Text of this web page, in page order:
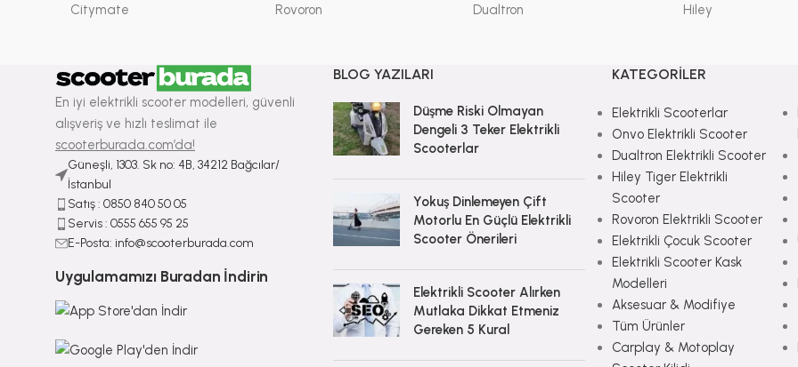
Citymate Rovoron Dualtron Hiley
En iyi elektrikli scooter modelleri, güvenli
alışveriş ve hızlı teslimat ile
scooterburada.com’da!
Güneşli, 1303. Sk no: 4B, 34212 Bağcılar/
İstanbul
Satış : ⁠0850 840 50 05
Servis : 0555 655 95 25
E-Posta: info@scooterburada.com
Uygulamamızı Buradan İndirin
BLOG YAZILARI
Düşme Riski Olmayan
Dengeli 3 Teker Elektrikli
Scooterlar
Yokuş Dinlemeyen Çift
Motorlu En Güçlü Elektrikli
Scooter Önerileri
Elektrikli Scooter Alırken
Mutlaka Dikkat Etmeniz
Gereken 5 Kural
KATEGORILER
Elektrikli Scooterlar
Onvo Elektrikli Scooter
Dualtron Elektrikli Scooter
Hiley Tiger Elektrikli
Scooter
Rovoron Elektrikli Scooter
Elektrikli Çocuk Scooter
Elektrikli Scooter Kask
Modelleri
Aksesuar & Modifiye
Tüm Ürünler
Carplay & Motoplay